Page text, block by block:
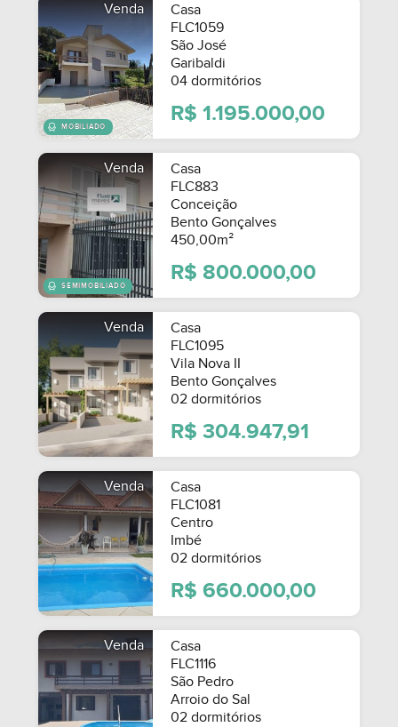
Venda
Casa
FLC1059
São José
Garibaldi
04 dormitórios
R$ 1.195.000,00
Venda
Casa
FLC883
Conceição
Bento Gonçalves
450,00m²
R$ 800.000,00
Venda
Casa
FLC1095
Vila Nova II
Bento Gonçalves
02 dormitórios
R$ 304.947,91
Venda
Casa
FLC1081
Centro
Imbé
02 dormitórios
R$ 660.000,00
Venda
Casa
FLC1116
São Pedro
Arroio do Sal
02 dormitórios